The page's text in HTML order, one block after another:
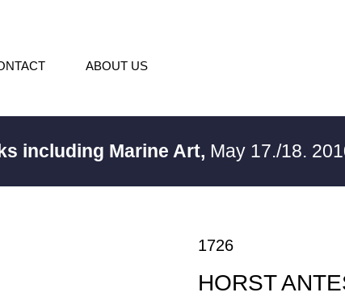
ABOUT US
including Marine Art, May 17./18.
1726
HORST